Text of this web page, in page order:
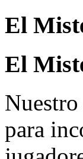
El
El
para